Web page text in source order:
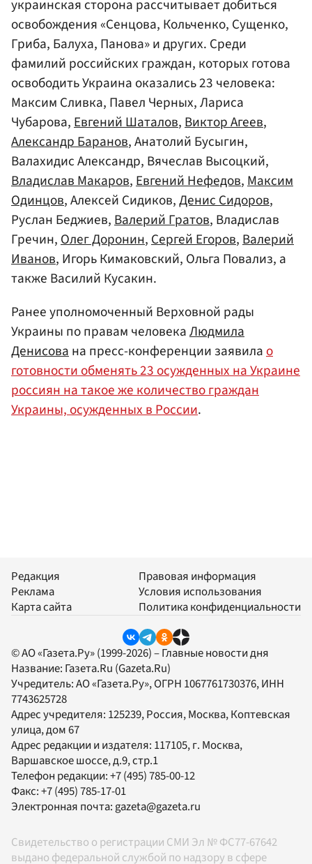
украинская сторона рассчитывает добиться
освобождения «Сенцова, Кольченко, Сущенко,
Гриба, Балуха, Панова» и других. Среди
фамилий российских граждан, которых готова
освободить Украина оказались 23 человека:
Максим Сливка, Павел Черных, Лариса
Чубарова,Евгений Шаталов,Виктор Агеев,
Александр Баранов, Анатолий Бусыгин,
Валахидис Александр, Вячеслав Высоцкий,
Владислав Макаров,Евгений Нефедов,Максим
Одинцов, Алексей Сидиков,Денис Сидоров,
Руслан Беджиев,Валерий Гратов, Владислав
Гречин,Олег Доронин,Сергей Егоров,Валерий
Иванов, Игорь Кимаковский, Ольга Повализ, а
также Василий Кусакин.
Ранее уполномоченный Верховной рады
Украины по правам человекаЛюдмила
Денисова на пресс-конференции заявила о
готовности обменять 23 осужденных на Украине
россиян на такое же количество граждан
Украины, осужденных в России.
Редакция
Реклама
Карта сайта
Правовая информация
Условия использования
Политика конфиденциальности
© АО «Газета.Ру» (1999-2026) – Главные новости дня
Название: Газета.Ru (Gazeta.Ru)
Учредитель:АО «Газета.Ру», ОГРН 1067761730376, ИНН
7743625728
Адрес учредителя: 125239, Россия, Москва, Коптевская
улица, дом 67
Адрес редакции и издателя: 117105, г. Москва,
Варшавское шоссе, д.9, стр.1
Телефон редакции:+7 (495) 785-00-12
Факс:+7 (495) 785-17-01
Электронная почта:gazeta@gazeta.ru
Свидетельство о регистрации СМИ Эл № ФС77-67642
выдано федеральной службой по надзору в сфере